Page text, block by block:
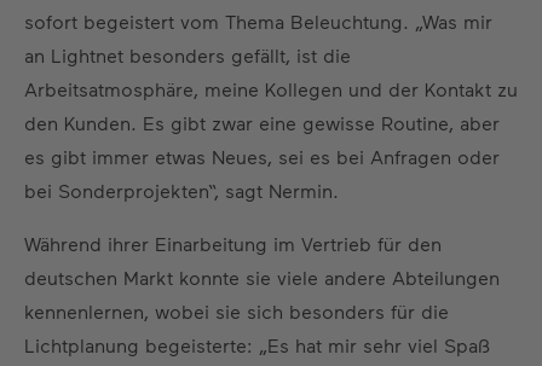
sofort begeistert vom Thema Beleuchtung. „Was mir
an Lightnet besonders gefällt, ist die
Arbeitsatmosphäre, meine Kollegen und der Kontakt zu
den Kunden. Es gibt zwar eine gewisse Routine, aber
es gibt immer etwas Neues, sei es bei Anfragen oder
bei Sonderprojekten“, sagt Nermin.
Während ihrer Einarbeitung im Vertrieb für den
deutschen Markt konnte sie viele andere Abteilungen
kennenlernen, wobei sie sich besonders für die
Lichtplanung begeisterte: „Es hat mir sehr viel Spaß